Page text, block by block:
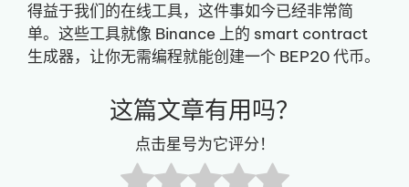
得益于我们的在线工具，这件事如今已经非常简
单。这些工具就像 Binance 上的 smart contract
生成器，让你无需编程就能创建一个 BEP20 代币。
这篇文章有用吗？
点击星号为它评分！